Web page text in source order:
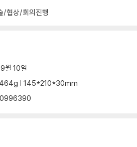
/협상/회의진행
월 10일
| 145*210*30mm